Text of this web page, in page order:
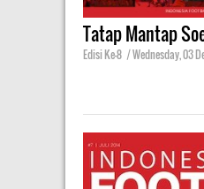
Tatap Mantap
Edisi Ke-8 | Wednesday, 03